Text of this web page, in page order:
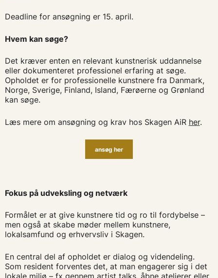
Deadline for ansøgning er 15. april.
Hvem kan søge?
Det kræver enten en relevant kunstnerisk uddannelse
eller dokumenteret professionel erfaring at søge.
Opholdet er for professionelle kunstnere fra Danmark,
Norge, Sverige, Finland, Island, Færøerne og Grønland
kan søge.
Læs mere om ansøgning og krav hos Skagen AiR her.
ansøg her
Fokus på udveksling og netværk
Formålet er at give kunstnere tid og ro til fordybelse –
men også at skabe møder mellem kunstnere,
lokalsamfund og erhvervsliv i Skagen.
En central del af opholdet er dialog og videndeling.
Som resident forventes det, at man engagerer sig i det
lokale miljø – fx gennem artist talks, åbne atelierer eller